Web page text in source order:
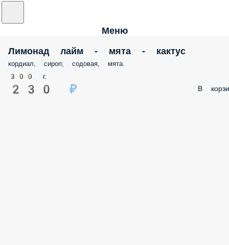
Меню
Лимонад лайм - мята - кактус
кордиал, сироп, содовая, мята.
300 г.
230 ₽ В